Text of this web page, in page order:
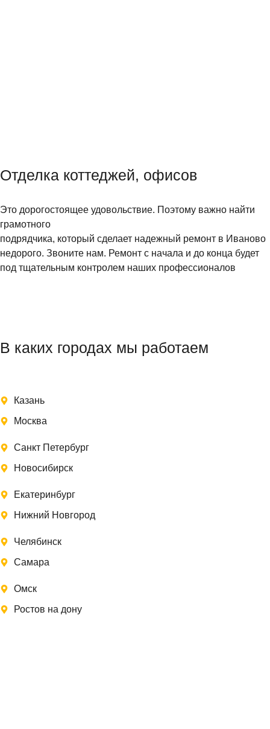
Отделка коттеджей, офисов
Это дорогостоящее удовольствие. Поэтому важно найти
грамотного
подрядчика, который сделает надежный ремонт в Иваново
недорого. Звоните нам. Ремонт с начала и до конца будет
под тщательным контролем наших профессионалов
В каких городах мы работаем
Казань
Москва
Санкт Петербург
Новосибирск
Екатеринбург
Нижний Новгород
Челябинск
Самара
Омск
Ростов на дону